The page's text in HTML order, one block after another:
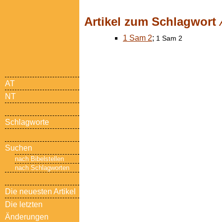
Artikel zum Schlagwort
1 Sam 2; 1 Sam 2
AT
NT
Schlagworte
Suchen
nach Bibelstellen
nach Schlagworten
Die neuesten Artikel
Die letzten
Änderungen